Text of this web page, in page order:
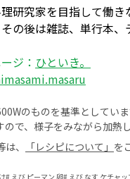
研究家を目指して働
の後は雑誌、単行本
ジ： ひといき。
のものを基準としてい
で、様子をみながら加熱
、
「レシピについて」 を
# えび ピーマン 卵# えび なす ケチャッ